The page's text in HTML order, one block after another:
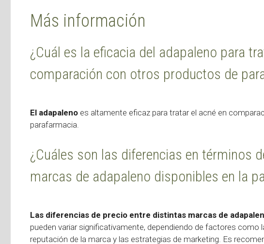
Más información
¿Cuál es la eficacia del adapaleno para
comparación con otros productos de
El adapaleno es altamente eficaz para tratar el acné en
parafarmacia.
¿Cuáles son las diferencias en términos
marcas de adapaleno disponibles en la
Las diferencias de precio entre distintas marcas de
pueden variar significativamente, dependiendo de factores como
reputación de la marca y las estrategias de marketing. Es